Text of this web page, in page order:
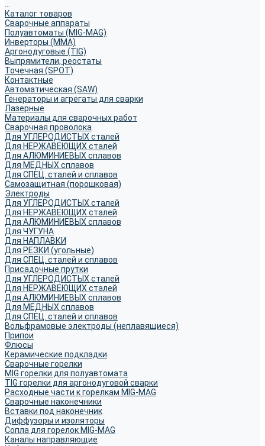
Каталог товаров
Сварочные аппараты
Полуавтоматы (MIG-MAG)
Инверторы (MMA)
Аргонодуговые (TIG)
Выпрямители, реостаты
Точечная (SPOT)
Контактные
Автоматическая (SAW)
Генераторы и агрегаты для сварки
Лазерные
Материалы для сварочных работ
Сварочная проволока
Для УГЛЕРОДИСТЫХ сталей
Для НЕРЖАВЕЮЩИХ сталей
Для АЛЮМИНИЕВЫХ сплавов
Для МЕДНЫХ сплавов
Для СПЕЦ. сталей и сплавов
Самозащитная (порошковая)
Электроды
Для УГЛЕРОДИСТЫХ сталей
Для НЕРЖАВЕЮЩИХ сталей
Для АЛЮМИНИЕВЫХ сплавов
Для ЧУГУНА
Для НАПЛАВКИ
Для РЕЗКИ (угольные)
Для СПЕЦ. сталей и сплавов
Присадочные прутки
Для УГЛЕРОДИСТЫХ сталей
Для НЕРЖАВЕЮЩИХ сталей
Для АЛЮМИНИЕВЫХ сплавов
Для МЕДНЫХ сплавов
Для СПЕЦ. сталей и сплавов
Вольфрамовые электроды (неплавящиеся)
Припои
Флюсы
Керамические подкладки
Сварочные горелки
MIG горелки для полуавтомата
TIG горелки для аргонодуговой сварки
Расходные части к горелкам MIG-MAG
Сварочные наконечники
Вставки под наконечник
Диффузоры и изоляторы
Сопла для горелок MIG-MAG
Каналы направляющие